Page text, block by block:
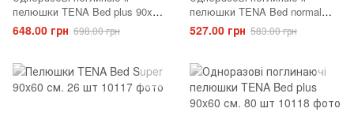
пелюшки TENA Bed plus 90x60
см. 30 шт
648.00 грн 698.00 грн
пелюшки TENA Bed normal
90x60 см. 30 шт
527.00 грн 583.00 грн